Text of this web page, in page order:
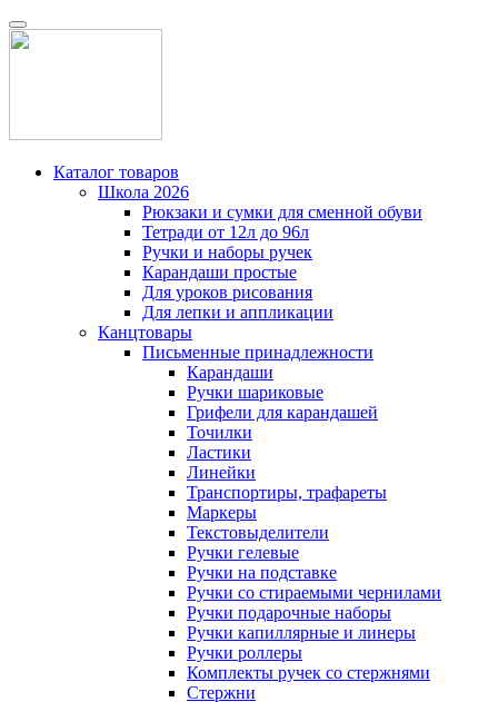
Каталог товаров
Школа 2026
Рюкзаки и сумки для сменной обуви
Тетради от 12л до 96л
Ручки и наборы ручек
Карандаши простые
Для уроков рисования
Для лепки и аппликации
Канцтовары
Письменные принадлежности
Карандаши
Ручки шариковые
Грифели для карандашей
Точилки
Ластики
Линейки
Транспортиры, трафареты
Маркеры
Текстовыделители
Ручки гелевые
Ручки на подставке
Ручки со стираемыми чернилами
Ручки подарочные наборы
Ручки капиллярные и линеры
Ручки роллеры
Комплекты ручек со стержнями
Стержни